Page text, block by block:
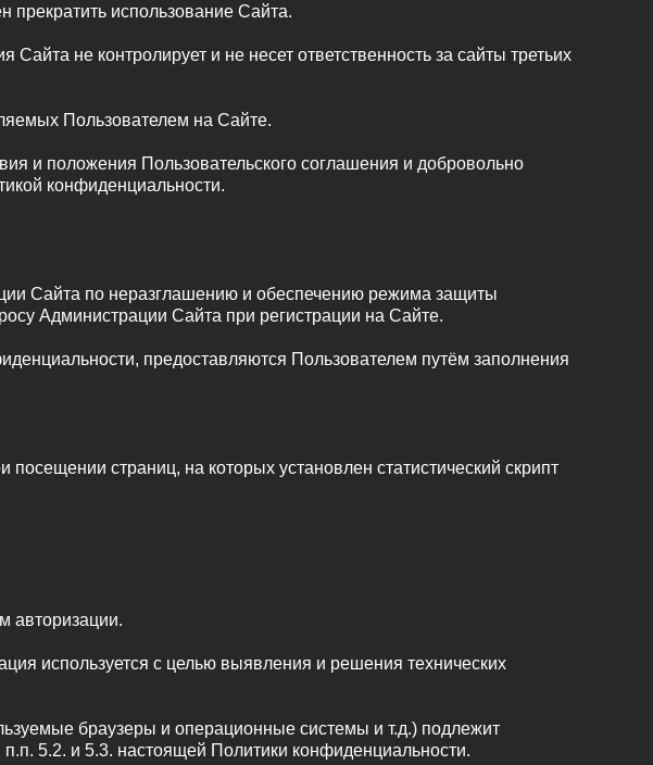
прекратить использование Сайта.
не контролирует и не несет ответственность за сайты третьих
Пользователем на Сайте.
и положения Пользовательского соглашения и добровольно
конфиденциальности.
Сайта по неразглашению и обеспечению режима защиты
Администрации Сайта при регистрации на Сайте.
предоставляются Пользователем путём заполнения
страниц, на которых установлен статистический скрипт
авторизации.
используется с целью выявления и решения технических
браузеры и операционные системы и т.д.) подлежит
5.2. и 5.3. настоящей Политики конфиденциальности.